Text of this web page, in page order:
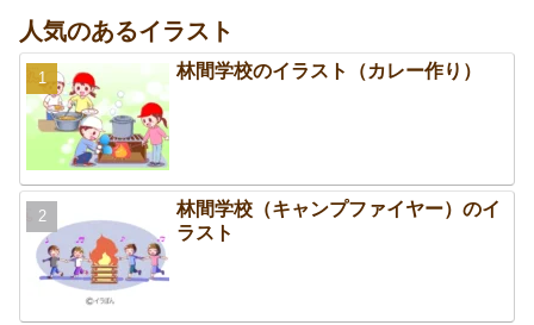
人気のあるイラスト
林間学校のイラスト（カレー作り）
林間学校（キャンプファイヤー）のイ
ラスト